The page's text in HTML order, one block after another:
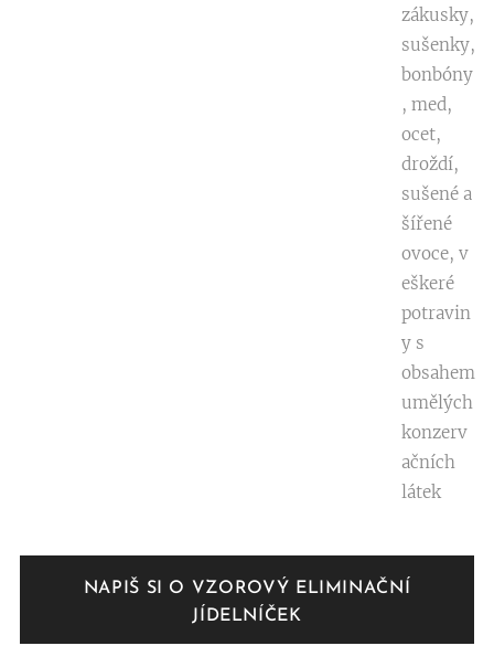
zákusky,
sušenky,
bonbóny
, med,
ocet,
droždí,
sušené a
šířené
ovoce, v
eškeré
potravin
y s
obsahem
umělých
konzerv
ačních
látek
NAPIŠ SI O VZOROVÝ ELIMINAČNÍ
JÍDELNÍČEK